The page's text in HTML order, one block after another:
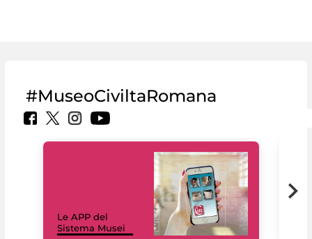
#MuseoCiviltaRomana
Le APP del
Sistema Musei